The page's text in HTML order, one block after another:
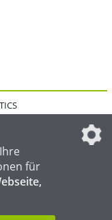
IMPRESSUM
für